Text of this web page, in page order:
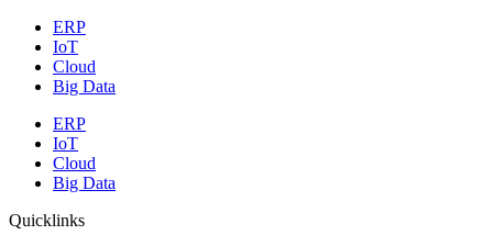
ERP
IoT
Cloud
Big Data
ERP
IoT
Cloud
Big Data
Quicklinks